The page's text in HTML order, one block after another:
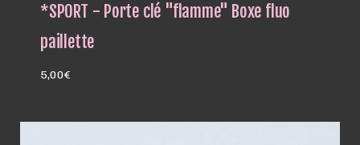
*SPORT - Porte clé "flamme" Boxe fluo
paillette
5,00€